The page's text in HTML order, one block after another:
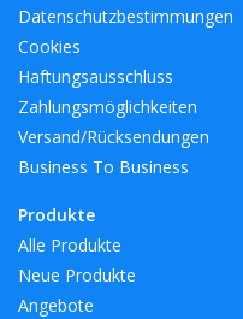
Datenschutzbestimmungen
Cookies
Haftungsausschluss
Zahlungsmöglichkeiten
Versand/Rücksendungen
Business To Business
Produkte
Alle Produkte
Neue Produkte
Angebote